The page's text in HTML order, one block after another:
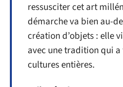
ressusciter cet art
démarche va bien au-
création d’objets : elle
avec une tradition qui a
cultures entières.